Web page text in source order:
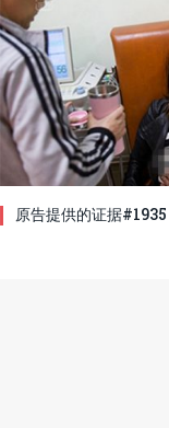
原告提供的证据#1935